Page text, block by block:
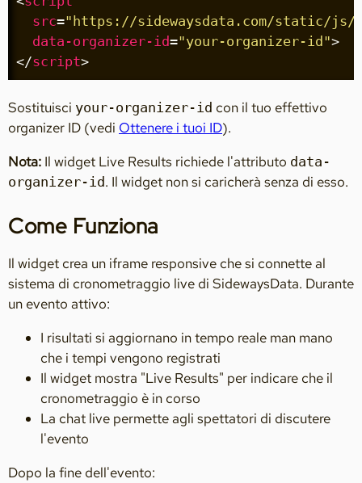
src="https://sidewaysdata.com/static/js/
data-organizer-id="your-organizer-id">
</script>
Sostituisci your-organizer-id con il tuo effettivo
organizer ID (vedi Ottenere i tuoi ID).
Nota: Il widget Live Results richiede l'attributo data-
organizer-id. Il widget non si caricherà senza di esso.
Come Funziona
Il widget crea un iframe responsive che si connette al
sistema di cronometraggio live di SidewaysData. Durante
un evento attivo:
I risultati si aggiornano in tempo reale man mano
che i tempi vengono registrati
Il widget mostra "Live Results" per indicare che il
cronometraggio è in corso
La chat live permette agli spettatori di discutere
l'evento
Dopo la fine dell'evento: